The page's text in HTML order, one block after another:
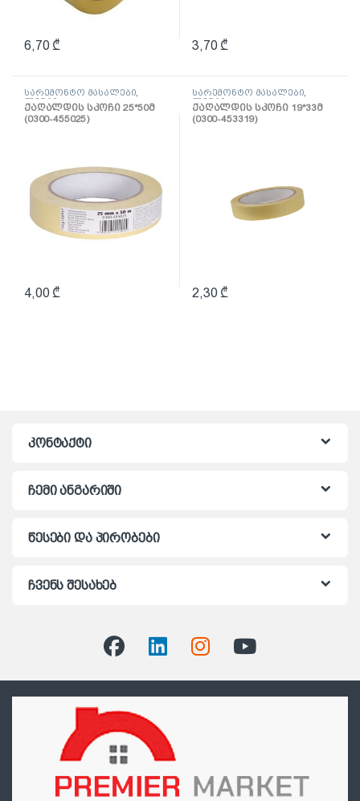
6,70 ₾ 3,70 ₾
სარემონტო მასალები
ლენტი
ქაღალდის სკოჩი 25*50მ
(0300-455025)
4,00₾
სარემონტო მასალები
ლენტი
ქაღალდის სკოჩი 19*33მ
(0300-453319)
2,30₾
კონტაქტი
ჩემი ანგარიში
წესები და პირობები
ჩვენს შესახებ